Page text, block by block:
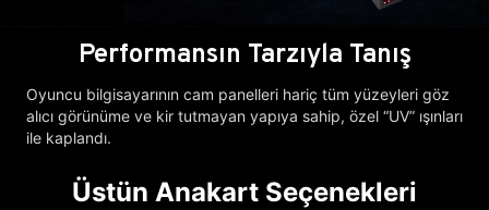
Performansın Tarzıyla Tanış
Oyuncu bilgisayarının cam panelleri hariç tüm yüzeyleri göz
alıcı görünüme ve kir tutmayan yapıya sahip, özel “UV” ışınları
ile kaplandı.
Üstün Anakart Seçenekleri